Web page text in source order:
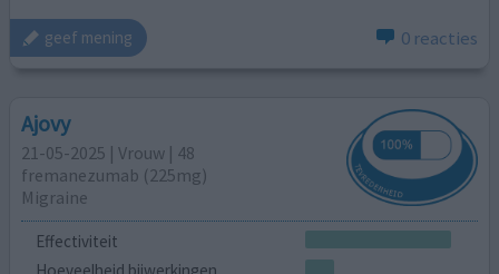
geef mening 0 reacties
Ajovy
21-05-2025 | Vrouw | 48
fremanezumab (225mg)
Migraine
Effectiviteit